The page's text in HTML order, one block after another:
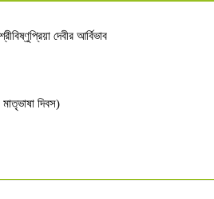
দেবীর আর্বিভাব
দিবস)